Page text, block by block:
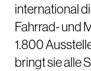
international
Fahrrad- und
1.800
bringt sie alle